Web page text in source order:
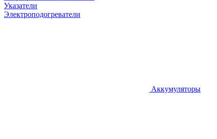
Указатели
Электроподогреватели
Аккумуляторы